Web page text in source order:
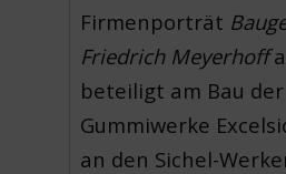
Firmenporträt
Friedrich Meyerhoff
beteiligt am Bau der
Gummiwerke
an den Sichel-